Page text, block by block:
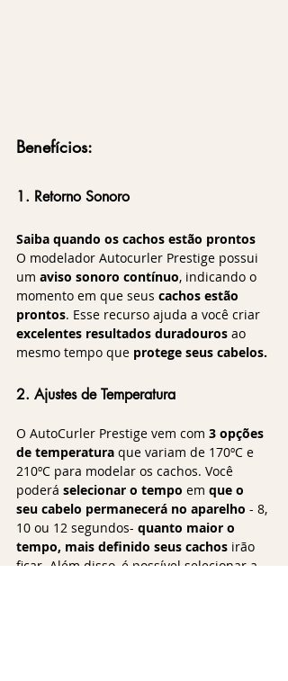
Benefícios:
1. Retorno Sonoro
Saiba quando os cachos estão prontos
O modelador Autocurler Prestige possui
um aviso sonoro contínuo, indicando o
momento em que seus cachos estão
prontos. Esse recurso ajuda a você criar
excelentes resultados duradouros ao
mesmo tempo que protege seus cabelos.
2. Ajustes de Temperatura
O AutoCurler Prestige vem com 3 opções
de temperatura que variam de 170ºC e
210ºC para modelar os cachos. Você
poderá selecionar o tempo em que o
seu cabelo permanecerá no aparelho - 8,
10 ou 12 segundos- quanto maior o
tempo, mais definido seus cachos irão
ficar. Além disso, é possível selecionar a